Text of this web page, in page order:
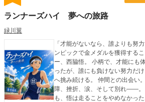
ランナーズハイ 夢への旅路
緑川翼
「才能がないなら、誰よりも努力
ンピックで金メダルを獲得する
ー、西脇悟。 小柄で、才能にも体格にも恵まれていない悟だ
ったが、誰にも負けない努力だ
へ挑み続ける。 仲間との出会い。 全国トップとの激闘。 故
障、挫折、涙、そして別れ――。 何度心が折れそうになって
も、悟は走ることをやめなかった。 ライバルと競い合い